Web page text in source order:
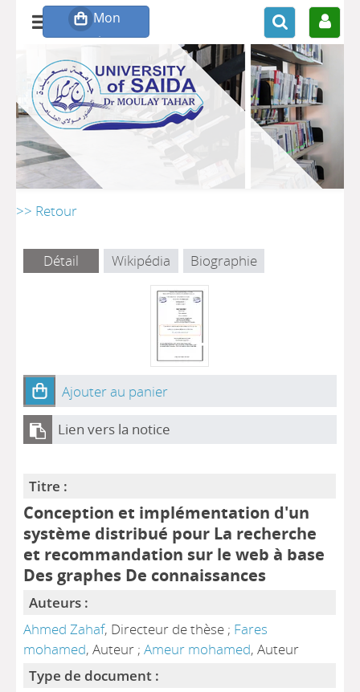
>> Retour
Détail Wikipédia Biographie
Ajouter au panier
Lien vers la notice
Titre :
Conception et implémentation d'un
système distribué pour La recherche
et recommandation sur le web à base
Des graphes De connaissances
Auteurs :
Ahmed Zahaf, Directeur de thèse ; Fares
mohamed, Auteur ;Ameur mohamed, Auteur
Type de document :